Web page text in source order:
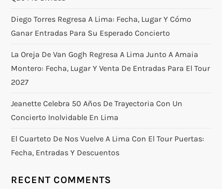
Diego Torres Regresa A Lima: Fecha, Lugar Y Cómo
Ganar Entradas Para Su Esperado Concierto
La Oreja De Van Gogh Regresa A Lima Junto A Amaia
Montero: Fecha, Lugar Y Venta De Entradas Para El Tour
2027
Jeanette Celebra 50 Años De Trayectoria Con Un
Concierto Inolvidable En Lima
El Cuarteto De Nos Vuelve A Lima Con El Tour Puertas:
Fecha, Entradas Y Descuentos
RECENT COMMENTS